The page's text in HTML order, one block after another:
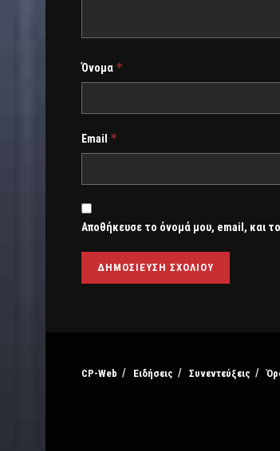
Όνομα *
Email *
Αποθήκευσε το όνομά μου, email, και
CP-Web Ειδήσεις Συνεντεύξεις